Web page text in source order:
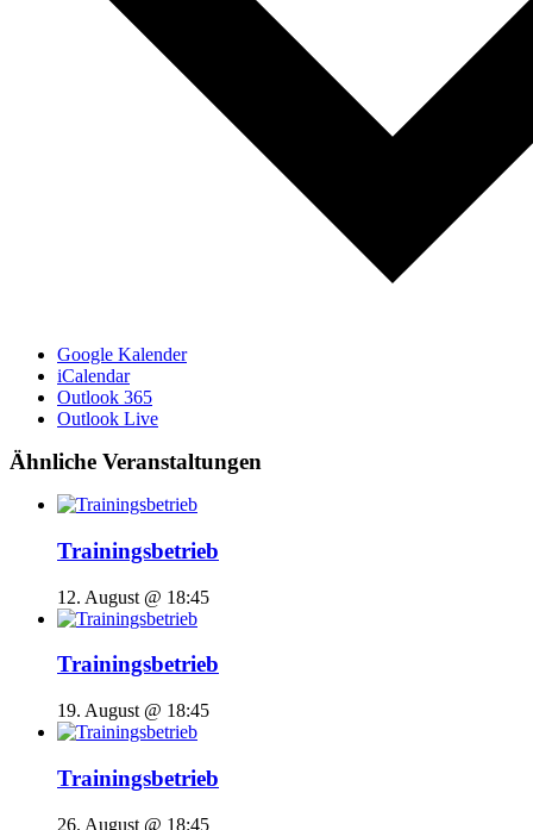
Google Kalender
iCalendar
Outlook 365
Outlook Live
Ähnliche Veranstaltungen
Trainingsbetrieb
12. August @ 18:45
Trainingsbetrieb
19. August @ 18:45
Trainingsbetrieb
26. August @ 18:45